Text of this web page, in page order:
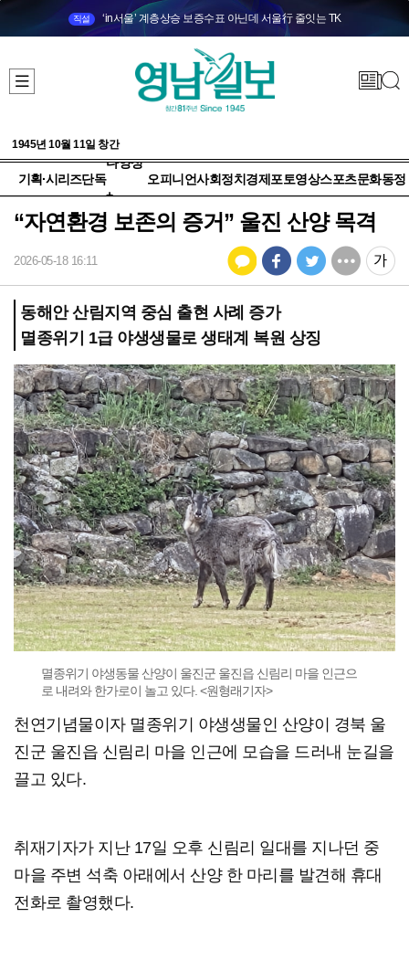
직설 ‘in서울’ 계층상승 보증수표 아닌데 서울行 줄잇는 TK
1945년 10월 11일 창간
기획·시리즈단독
다양성
+
오피니언사회정치 경제 포토영상스포츠문화동정
“자연환경 보존의 증거” 울진 산양 목격
2026-05-18 16:11
동해안 산림지역 중심 출현 사례 증가
멸종위기 1급 야생생물로 생태계 복원 상징
멸종위기 야생동물 산양이 울진군 울진읍 신림리 마을 인근으
로 내려와 한가로이 놀고 있다. <원형래기자>
천연기념물이자 멸종위기 야생생물인 산양이 경북 울
진군 울진읍 신림리 마을 인근에 모습을 드러내 눈길을
끌고 있다.
취재기자가 지난 17일 오후 신림리 일대를 지나던 중
마을 주변 석축 아래에서 산양 한 마리를 발견해 휴대
전화로 촬영했다.